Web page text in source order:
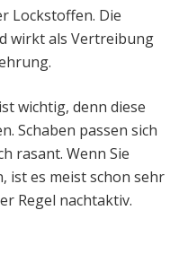
Lockstoffen. Die
wirkt als Vertreibung
wichtig, denn diese
Schaben passen sich
rasant. Wenn Sie
ist es meist schon sehr
Regel nachtaktiv.